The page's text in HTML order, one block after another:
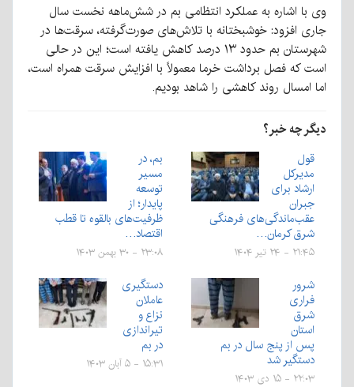
وی با اشاره به عملکرد انتظامی بم در شش‌ماهه نخست سال
جاری افزود: خوشبختانه با تلاش‌های صورت‌گرفته، سرقت‌ها در
شهرستان بم حدود ۱۳ درصد کاهش یافته است؛ این در حالی
است که فصل برداشت خرما معمولاً با افزایش سرقت همراه است،
اما امسال روند کاهشی را شاهد بودیم.
دیگر چه خبر؟
قول
مدیرکل
ارشاد برای
جبران
عقب‌ماندگی‌های فرهنگی
شرق کرمان…
۲۱:۴۵ - ۲۴ تیر ۱۴۰۴
بم، در
مسیر
توسعه
پایدار؛ از
ظرفیت‌های بالقوه تا قطب
اقتصاد…
۲۳:۰۸ - ۳۰ بهمن ۱۴۰۳
شرور
فراری
شرق
استان
پس از پنج سال در بم
دستگیر شد
۲۲:۰۳ - ۱۵ دی ۱۴۰۳
دستگیری
عاملان
نزاع و
تیراندازی
در بم
۱۵:۳۱ - ۵ آبان ۱۴۰۳